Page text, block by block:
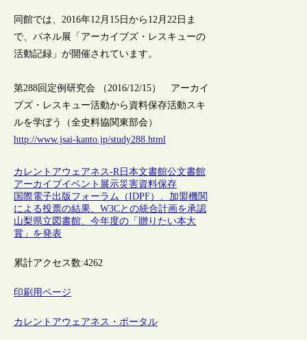
同館では、2016年12月15日から12月22日ま
で、パネル展「アーカイブズ・レスキューの
活動記録」が開催されています。
第288回定例研究会 （2016/12/15） アーカイ
ブズ・レスキュー活動から資料保存活動スキ
ルを学ぼう（全史料協関東部会）
http://www.jsai-kanto.jp/study288.html
カレントアウェアネス-R 日本文書館公文書館
アーカイブイベント 展示災害資料保存
国際電子出版フォーラム（IDPF）、加盟機関
による投票の結果、W3Cとの統合計画を承認
山梨県立図書館、今年度の「贈りたい本大
賞」を発表
累計アクセス数:4262
印刷用ページ
カレントアウェアネス・ポータル